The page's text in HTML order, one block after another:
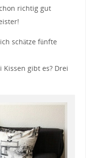
richtig gut
schätze fünfte
gibt es? Drei